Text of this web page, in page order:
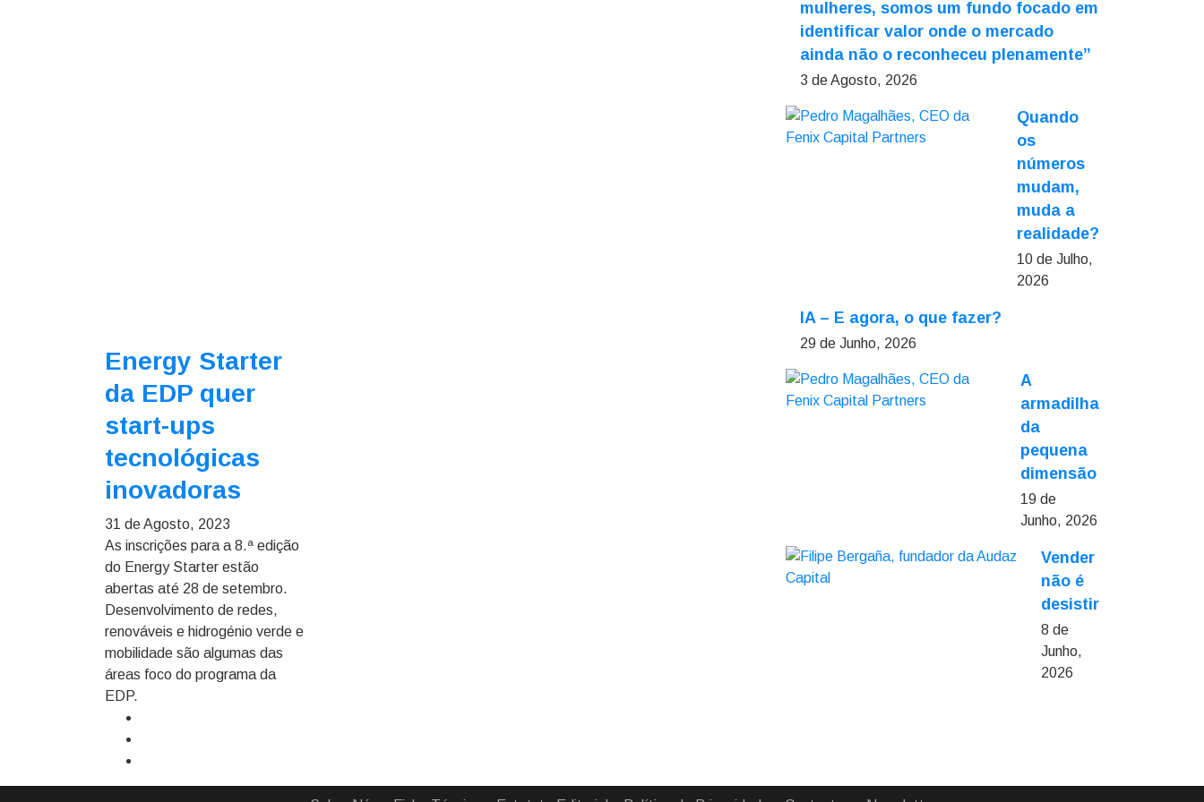
Energy Starter
da EDP quer
start-ups
tecnológicas
inovadoras
31 de Agosto, 2023
As inscrições para a 8.ª edição
do Energy Starter estão
abertas até 28 de setembro.
Desenvolvimento de redes,
renováveis e hidrogénio verde e
mobilidade são algumas das
áreas foco do programa da
EDP.
mulheres, somos um fundo focado em
identificar valor onde o mercado
ainda não o reconheceu plenamente”
3 de Agosto, 2026
Quando
os
números
mudam,
muda a
realidade?
10 de Julho,
2026
IA – E agora, o que fazer?
29 de Junho, 2026
A
armadilha
da
pequena
dimensão
19 de
Junho, 2026
Vender
não é
desistir
8 de
Junho,
2026